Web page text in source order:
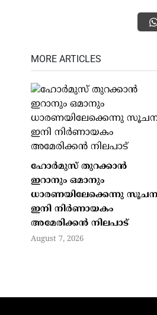
MORE ARTICLES
ഹോര്‍മുസ് തുറക്കാന്‍
ഇറാനും ഒമാനും
ധാരണയിലേക്കെന്നു
ഇനി നിര്‍ണായകം
അമേരിക്കന്‍ നിലപാട്
August 7, 2026